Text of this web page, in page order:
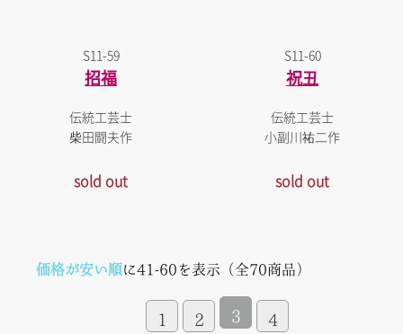
S11-59
招福
伝統工芸士
柴田闘夫作
sold out
S11-60
祝丑
伝統工芸士
小副川祐二作
sold out
価格が安い順に41-60を表示（全70商品）
1 2 3 4